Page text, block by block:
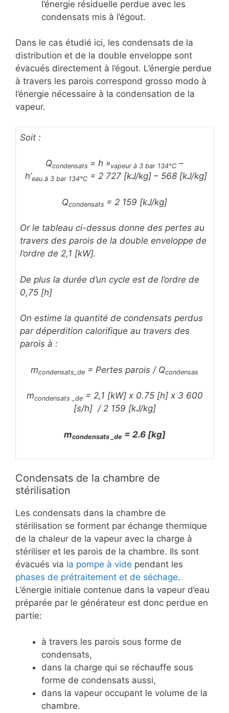
l’énergie résiduelle perdue avec les
condensats mis à l’égout.
Dans le cas étudié ici, les condensats de la
distribution et de la double enveloppe sont
évacués directement à l’égout. L’énergie perdue
à travers les parois correspond grosso modo à
l’énergie nécessaire à la condensation de la
vapeur.
Soit :
Qcondensats = h »vapeur à 3 bar 134°C –
h’eau à 3 bar 134°C= 2 727 [kJ/kg] – 568 [kJ/kg]
Qcondensats = 2 159 [kJ/kg]
Or le tableau ci-dessus donne des pertes au
travers des parois de la double enveloppe de
l’ordre de 2,1 [kW].
De plus la durée d’un cycle est de l’ordre de
0,75 [h]
On estime la quantité de condensats perdus
par déperdition calorifique au travers des
parois à :
mcondensats_de = Pertes parois / Qcondensas
mcondensats _de= 2,1 [kW] x 0.75 [h] x 3 600
[s/h] / 2 159 [kJ/kg]
mcondensats _de= 2.6 [kg]
Condensats de la chambre de
stérilisation
Les condensats dans la chambre de
stérilisation se forment par échange thermique
de la chaleur de la vapeur avec la charge à
stériliser et les parois de la chambre. Ils sont
évacués via la pompe à vide pendant les
phases de prétraitement et de séchage.
L’énergie initiale contenue dans la vapeur d’eau
préparée par le générateur est donc perdue en
partie:
à travers les parois sous forme de
condensats,
dans la charge qui se réchauffe sous
forme de condensats aussi,
dans la vapeur occupant le volume de la
chambre.